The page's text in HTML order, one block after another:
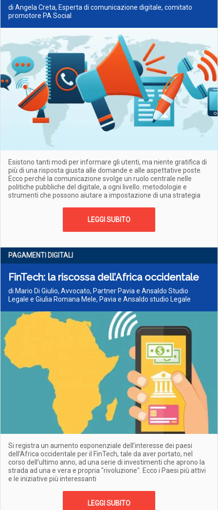
di Angela Creta, Esperta di comunicazione digitale, comitato
promotore PA Social
Esistono tanti modi per informare gli utenti, ma niente gratifica di
più di una risposta giusta alle domande e alle aspettative poste.
Ecco perché la comunicazione svolge un ruolo centrale nelle
politiche pubbliche del digitale, a ogni livello. metodologie e
strumenti che possono aiutare a impostazione di una strategia
LEGGI SUBITO
PAGAMENTI DIGITALI
FinTech: la riscossa dell’Africa occidentale
di Mario Di Giulio, Avvocato, Partner Pavia e Ansaldo Studio
Legale e Giulia Romana Mele, Pavia e Ansaldo studio Legale
Si registra un aumento esponenziale dell’interesse dei paesi
dell'Africa occidentale per il FinTech, tale da aver portato, nel
corso dell’ultimo anno, ad una serie di investimenti che aprono la
strada ad una e vera e propria "rivoluzione". Ecco i Paesi più attivi
e le iniziative più interessanti
LEGGI SUBITO